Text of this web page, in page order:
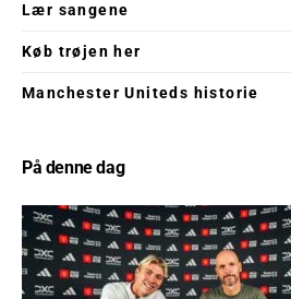
Lær sangene
Køb trøjen her
Manchester Uniteds historie
På denne dag